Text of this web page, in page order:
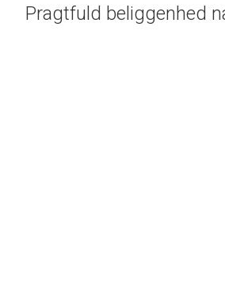
Pragtfuld beliggenhed